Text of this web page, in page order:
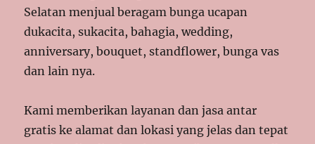
Selatan menjual beragam bunga ucapan
dukacita, sukacita, bahagia, wedding,
anniversary, bouquet, standflower, bunga vas
dan lain nya.
Kami memberikan layanan dan jasa antar
gratis ke alamat dan lokasi yang jelas dan tepat